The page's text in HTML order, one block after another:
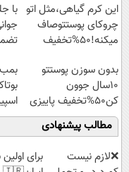
این کرم گیاهی،مثل اتو
چروکای پوستتوصاف
میکنه!50%تخفیف
با
بدون سوزن پوستتو
10سال جوون
کن50%تخفیف پاییزی
مطالب پیشنهادی
❌لازم نیست
برای اولین